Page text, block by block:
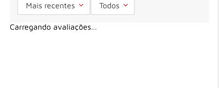
Mais recentes Todos
Carregando avaliações…